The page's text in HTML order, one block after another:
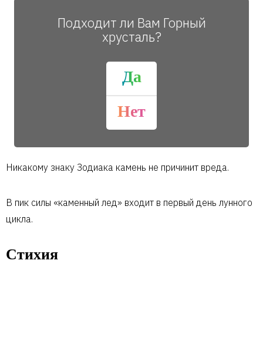
Подходит ли Вам Горный
хрусталь?
Да
Нет
Никакому знаку Зодиака камень не причинит вреда.
В пик силы «каменный лед» входит в первый день лунного
цикла.
Стихия